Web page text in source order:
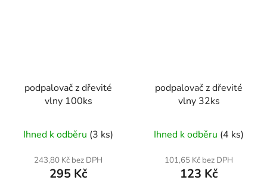
podpalovač z dřevité
vlny 100ks
Ihned k odběru (3 ks)
243,80 Kč bez DPH
295 Kč
podpalovač z dřevité
vlny 32ks
Ihned k odběru (4 ks)
101,65 Kč bez DPH
123 Kč